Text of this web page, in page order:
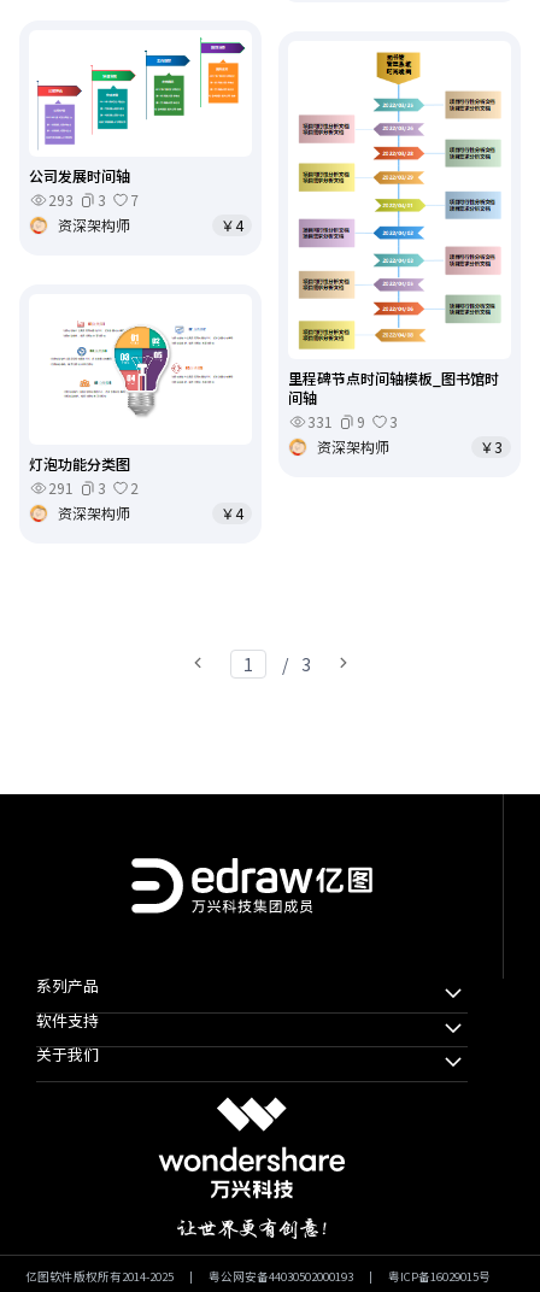
公司发展时间轴
293
3
7
资深架构师
￥4
里程碑节点时间轴模板_图书馆时
间轴
331
9
3
资深架构师
￥3
灯泡功能分类图
291
3
2
资深架构师
￥4
/ 3
系列产品
万兴脑图MindMaster
万兴图示
软件支持
下载中心
关于我们
亿图软件版权所有2014-2025 | 粤公网安备44030502000193 | 粤ICP备16029015号